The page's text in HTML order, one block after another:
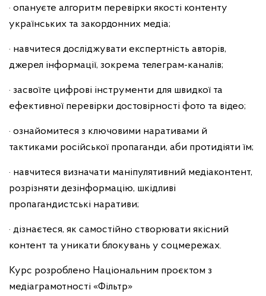
· опануєте алгоритм перевірки якості контенту
українських та закордонних медіа;
· навчитеся досліджувати експертність авторів,
джерел інформації, зокрема телеграм-каналів;
· засвоїте цифрові інструменти для швидкої та
ефективної перевірки достовірності фото та відео;
· ознайомитеся з ключовими наративами й
тактиками російської пропаганди, аби протидіяти їм;
· навчитеся визначати маніпулятивний медіаконтент,
розрізняти дезінформацію, шкідливі
пропагандистські наративи;
· дізнаєтеся, як самостійно створювати якісний
контент та уникати блокувань у соцмережах.
Курс розроблено Національним проєктом з
медіаграмотності «Фільтр»